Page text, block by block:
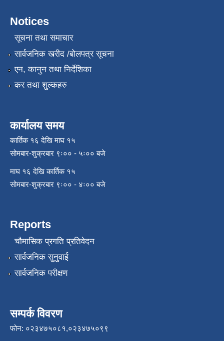
Notices
सूचना तथा समाचार
सार्वजनिक खरीद /बोलपत्र सूचना
एन, कानुन तथा निर्देशिका
कर तथा शुल्कहरु
कार्यालय समय
कार्तिक १६ देखि माघ १५
सोमबार-शुक्रबार ९ः०० - ५ः०० बजे
माघ १६ देखि कार्तिक १५
सोमबार-शुक्रबार ९ः०० - ४ः०० बजे
Reports
चौमासिक प्रगति प्रतिवेदन
सार्वजनिक सुनुवाई
सार्वजनिक परीक्षण
सम्पर्क विवरण
फोन: ०२३४७५०८१,०२३४७५०९९